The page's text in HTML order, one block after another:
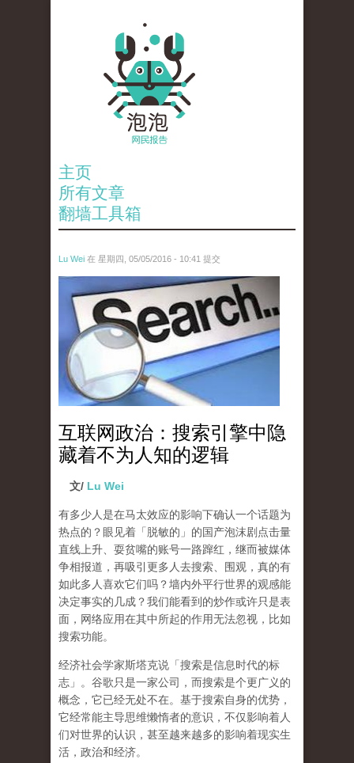
主页
所有文章
翻墙工具箱
Lu Wei 在 星期四, 05/05/2016 - 10:41 提交
wen_tou_tu_3.jpeg
互联网政治：搜索引擎中隐
藏着不为人知的逻辑
文/ Lu Wei
有多少人是在马太效应的影响下确认一个话题为
热点的？眼见着「脱敏的」的国产泡沫剧点击量
直线上升、耍贫嘴的账号一路蹿红，继而被媒体
争相报道，再吸引更多人去搜索、围观，真的有
如此多人喜欢它们吗？墙内外平行世界的观感能
决定事实的几成？我们能看到的炒作或许只是表
面，网络应用在其中所起的作用无法忽视，比如
搜索功能。
经济社会学家斯塔克说「搜索是信息时代的标
志」。谷歌只是一家公司，而搜索是个更广义的
概念，它已经无处不在。基于搜索自身的优势，
它经常能主导思维懒惰者的意识，不仅影响着人
们对世界的认识， 甚至越来越多的影响着现实生
活，政治和经济。